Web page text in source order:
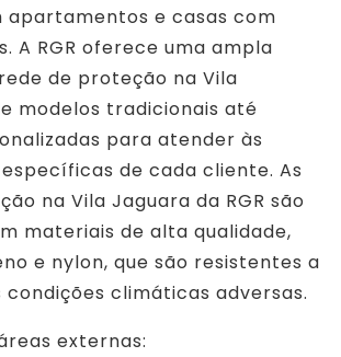
apartamentos e casas com
A RGR oferece uma ampla
de proteção na Vila
modelos tradicionais até
para atender às
de cada cliente. As
na Vila Jaguara da RGR são
materiais de alta qualidade,
e nylon, que são resistentes a
climáticas adversas.
externas: